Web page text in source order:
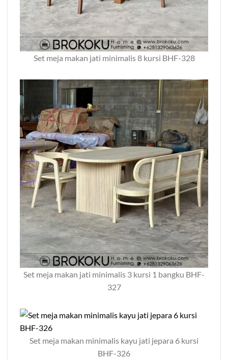
Set meja makan jati minimalis 8 kursi BHF-328
Set meja makan jati minimalis 3 kursi 1 bangku BHF-
327
Set meja makan minimalis kayu jati jepara 6 kursi
BHF-326